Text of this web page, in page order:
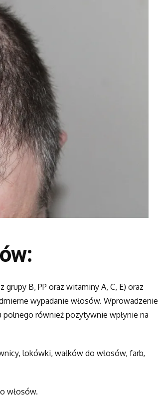
B, PP oraz witaminy A, C, E) oraz
wypadanie włosów. Wprowadzenie
również pozytywnie wpłynie na
lokówki, wałków do włosów, farb,
włosów.